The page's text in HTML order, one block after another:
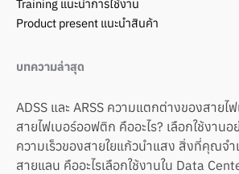
Training แนะนำการใช้งาน
Product present แนะนำสินค้า
บทความล่าสุด
ADSS และ ARSS ความแตกต่างของสายไ
สายไฟเบอร์ออฟติก คืออะไร? เลือกใช้งานอ
ความเร็วของสายใยแก้วนำแสง สิ่งที่คุณจำ
สายแลน คืออะไรเลือกใช้งานใน Data